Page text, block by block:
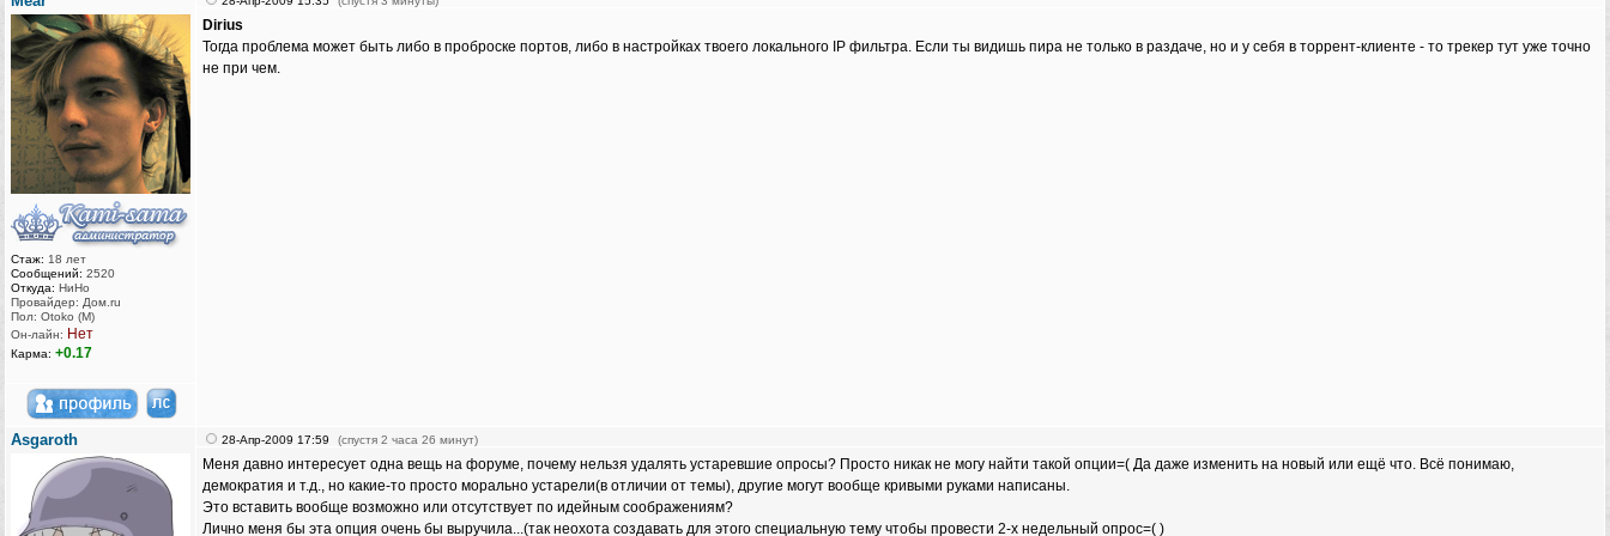
Стаж: 18 лет
Сообщений: 2520
Откуда: НиНо
Провайдер: Дом.ru
Пол: Otoko (M)
Он-лайн: Нет
Карма: +0.17
Dirius
Тогда проблема может быть либо в проброске портов, либо в настройках твоего локального IP фильтра. Если ты видишь пира не только в раздаче, но и у себя в торрент-клиенте - то трекер тут уже точно
не при чем.
Asgaroth 28-Апр-2009 17:59 (спустя 2 часа 26 минут)
Меня давно интересует одна вещь на форуме, почему нельзя удалять устаревшие опросы? Просто никак не могу найти такой опции=( Да даже изменить на новый или ещё что. Всё понимаю,
демократия и т.д., но какие-то просто морально устарели(в отличии от темы), другие могут вообще кривыми руками написаны.
Это вставить вообще возможно или отсутствует по идейным соображениям?
Лично меня бы эта опция очень бы выручила...(так неохота создавать для этого специальную тему чтобы провести 2-х недельный опрос=( )